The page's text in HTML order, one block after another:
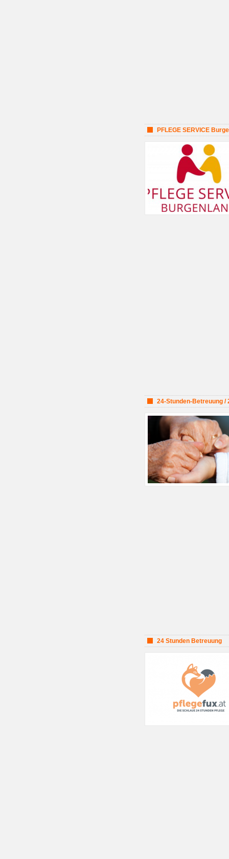
PFLEGE SERVICE
24-Stunden-Betreuung /
24 Stunden Betreuung